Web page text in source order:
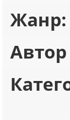
Жанр: